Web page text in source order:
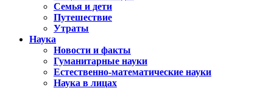
Семья и дети
Путешествие
Утраты
Наука
Новости и факты
Гуманитарные науки
Естественно-математические науки
Наука в лицах